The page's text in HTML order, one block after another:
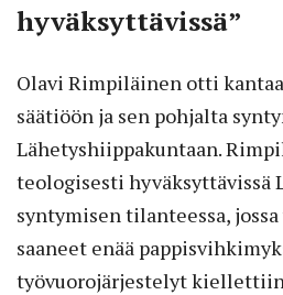
hyväksyttävissä”
Olavi Rimpiläinen otti
säätiöön ja sen pohjalta
Lähetyshiippakuntaan.
teologisesti hyväksyttävissä
syntymisen tilanteessa,
saaneet enää
työvuorojärjestelyt